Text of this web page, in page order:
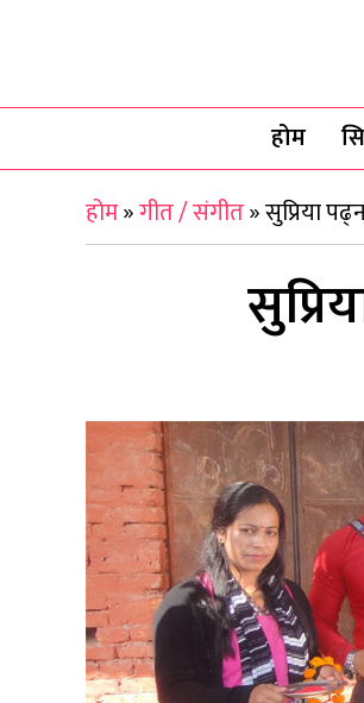
होम
होम»गीत / संगीत»सुप्रिया